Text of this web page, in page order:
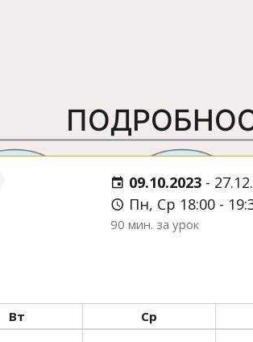
09.10.2023 -
Пн, Ср 18:00 -
90 мин. за урок
Вт Ср